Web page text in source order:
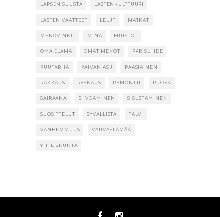
LAPSEN SUUSTA LASTENKULTTUURI
LASTEN VAATTEET LELUT MATKAT
MENOVINKIT MINÄ MUISTOT
OMA ELÄMÄ OMAT MENOT PARISUHDE
PUUTARHA PÄIVÄN ASU PÄÄSIÄINEN
RAKKAUS RASKAUS REMONTTI RUOKA
SAIRAANA SIIVOAMINEN SISUSTAMINEN
SUOSITTELUT SYVÄLLISTÄ TALVI
VANHEMMUUS VAUVAELÄMÄÄ
YHTEISKUNTA